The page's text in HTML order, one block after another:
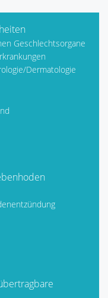
Geschlechtsorgane
Dermatologie